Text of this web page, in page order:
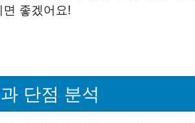
좋겠어요!
단점 분석